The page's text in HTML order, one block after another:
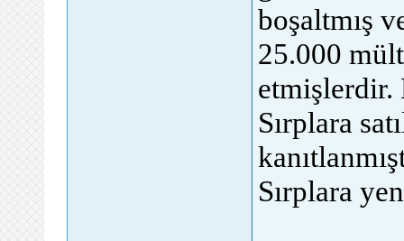
boşaltmış
25.000
etmişlerdir.
Sırplara
Sırplara